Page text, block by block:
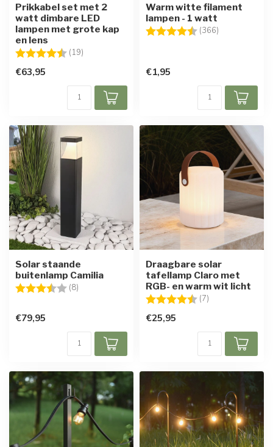
Prikkabel set met 2
watt dimbare LED
lampen met grote kap
en lens
Beoordeling: (19)
€63,95
Warm witte filament
lampen - 1 watt
Beoordeling: (366)
€1,95
Solar staande
buitenlamp Camilia
Beoordeling: (8)
€79,95
Draagbare solar
tafellamp Claro met
RGB- en warm wit licht
Beoordeling: (7)
€25,95